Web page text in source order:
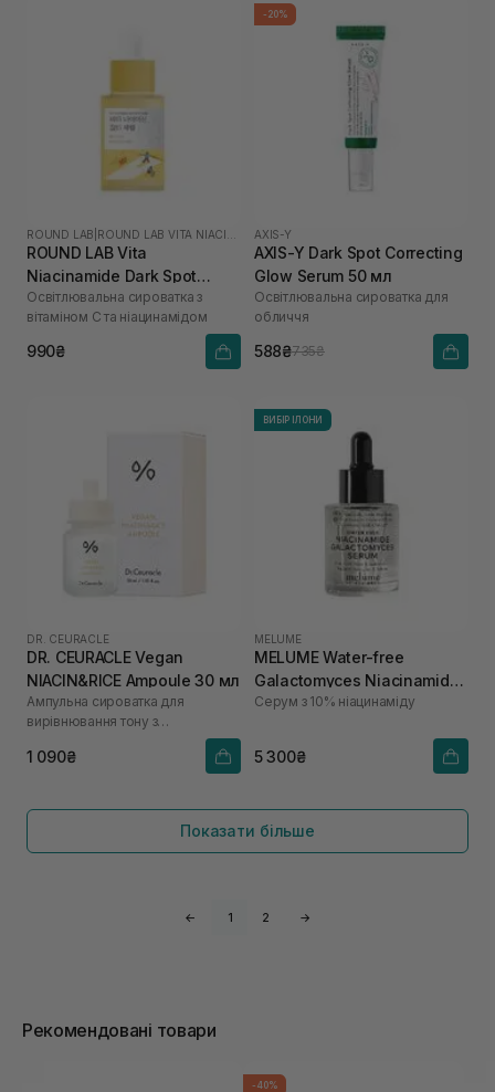
ROUND LAB
ROUND LAB Vita
Niacinamide Dark Spot
Serum 30 мл
Освітлювальна сироватка з
вітаміном C та ніацинамідом
990₴
-20%
AXIS-Y
AXIS-Y Dark Spot Correcting
Glow Serum 50 мл
Освітлювальна сироватка для
обличчя
588₴735₴
DR. CEURACLE
DR. CEURACLE Vegan
NIACIN&RICE Ampoule 30 мл
Ампульна сироватка для
вирівнювання тону з
ніацинамідом та екстрактом рису
1 090₴
ВИБІР ІЛОНИ
MELUME
MELUME Water-free
Galactomyces Niacinamide
Serum 30 мл
Серум з 10% ніацинаміду
5 300₴
Показати більше
← 1 2 →
Рекомендовані товари
-40%